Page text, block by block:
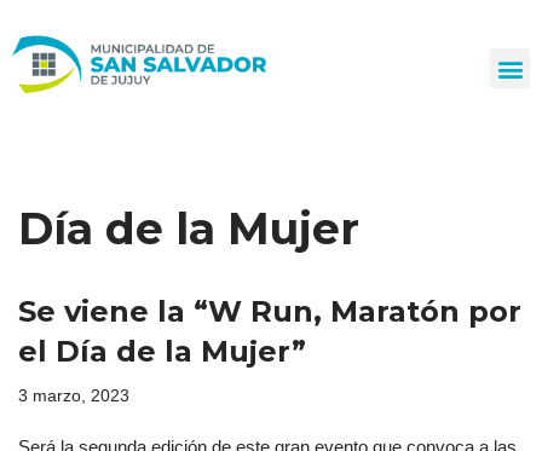
al
Día de la Mujer
Se viene la “W Run, Maratón por
el Día de la Mujer”
3 marzo, 2023